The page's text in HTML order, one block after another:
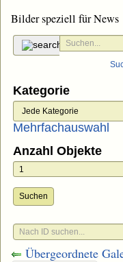
Bilder speziell für News
Kategorie
Mehrfachauswahl
Anzahl Objekte
Suchen
Übergeordnete